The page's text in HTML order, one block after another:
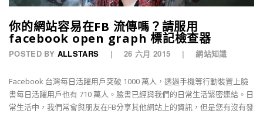
你的網站容易在FB 流傳嗎？請服用
facebook open graph 標記檢查器
POSTED BY ALLSTARS 26 六月 2015 網站知識
Facebook 台灣每日活躍用戶突破 1000 萬人，透過手機等行動裝置上臉
書每日活躍用戶也有 710 萬人。臉書已經與我們的日常生活緊密連結。日
常生活中，我們常會與朋友在FB分享其他網站上的資訊，但是您有沒有發